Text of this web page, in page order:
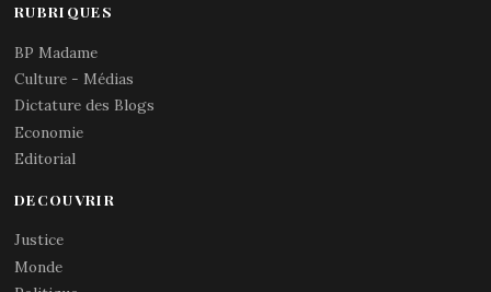
RUBRIQUES
BP Madame
Culture - Médias
Dictature des Blogs
Economie
Editorial
DECOUVRIR
Justice
Monde